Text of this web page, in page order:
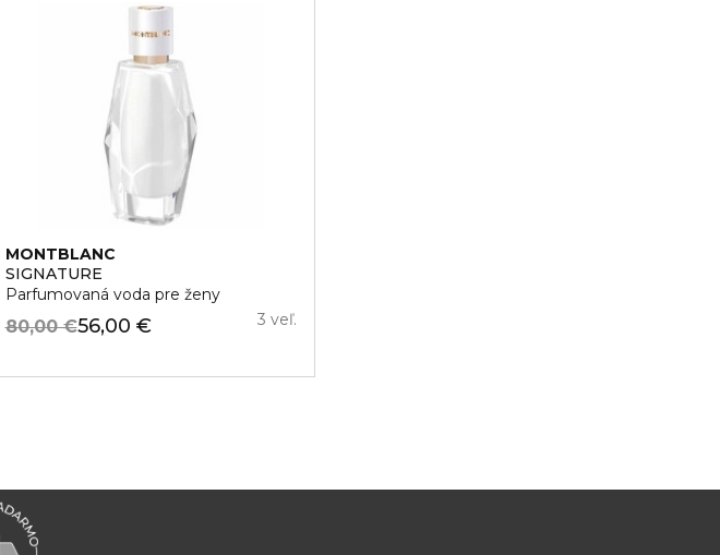
MONTBLANC
SIGNATURE
Parfumovaná voda pre ženy
56,00 €
80,00 € 3 veľ.